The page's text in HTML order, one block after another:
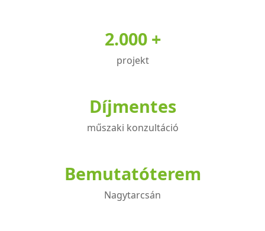
2.000 +
projekt
Díjmentes
műszaki konzultáció
Bemutatóterem
Nagytarcsán